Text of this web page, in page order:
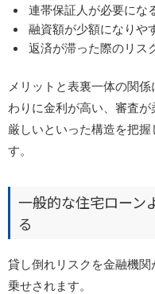
連帯保証人が必要にな
融資額が少額になりや
返済が滞った際のリス
メリットと表裏一体の関
わりに金利が高い、審査
厳しいといった構造を把
す。
一般的な住宅ローン
る
貸し倒れリスクを金融機
乗せされます。